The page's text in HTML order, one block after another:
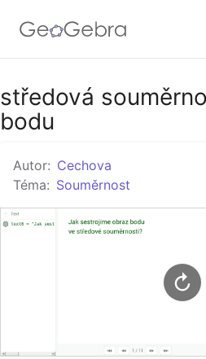
Google Classroom
Přihlásit
středová
bodu
Autor: Cechova
Téma: Souměrnost